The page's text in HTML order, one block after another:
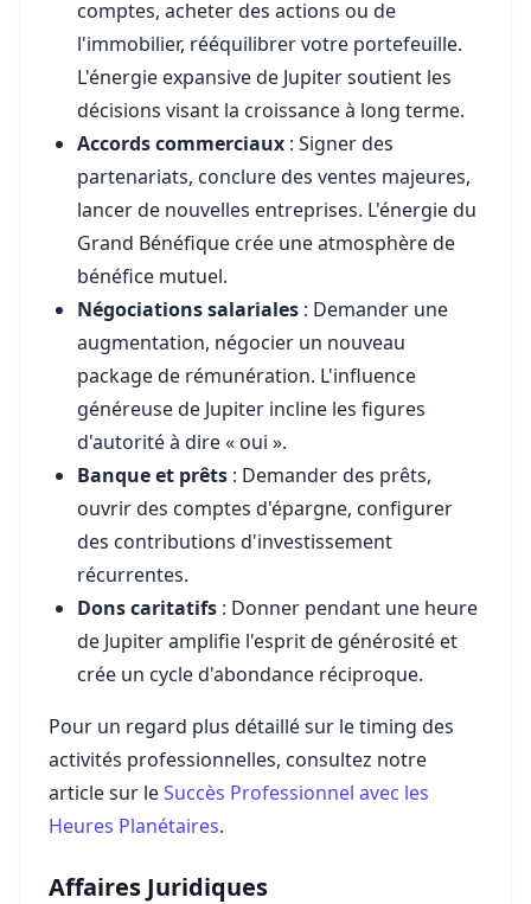
comptes, acheter des actions ou de
l'immobilier, rééquilibrer votre portefeuille.
L'énergie expansive de Jupiter soutient les
décisions visant la croissance à long terme.
Accords commerciaux : Signer des
partenariats, conclure des ventes majeures,
lancer de nouvelles entreprises. L'énergie du
Grand Bénéfique crée une atmosphère de
bénéfice mutuel.
Négociations salariales : Demander une
augmentation, négocier un nouveau
package de rémunération. L'influence
généreuse de Jupiter incline les figures
d'autorité à dire « oui ».
Banque et prêts : Demander des prêts,
ouvrir des comptes d'épargne, configurer
des contributions d'investissement
récurrentes.
Dons caritatifs : Donner pendant une heure
de Jupiter amplifie l'esprit de générosité et
crée un cycle d'abondance réciproque.
Pour un regard plus détaillé sur le timing des
activités professionnelles, consultez notre
article sur leSuccès Professionnel avec les
Heures Planétaires.
Affaires Juridiques